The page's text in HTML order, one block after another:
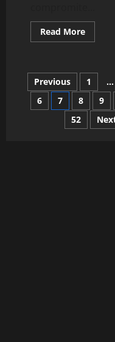
Read MoreRead
more
Paginație
articole
Previous 1 …
6
7 8 9
52